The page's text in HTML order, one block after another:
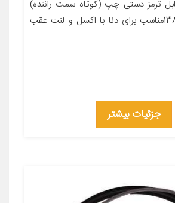
ترمز دستی چپ (کوتاه سمت راننده)
ایساکو کد 13806018مناسب برای دنا با اکسل و لنت عقب
جزئیات بیشتر